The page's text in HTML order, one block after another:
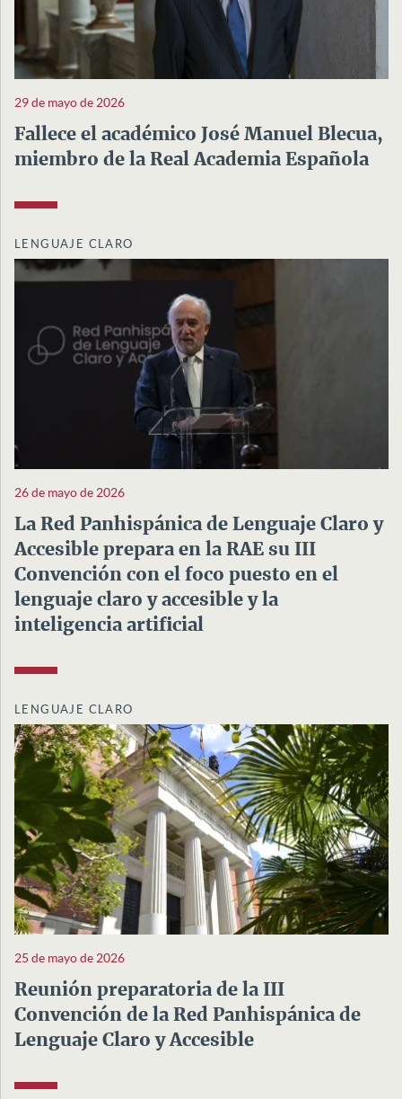
29 de mayo de 2026
Fallece el académico José Manuel Blecua,
miembro de la Real Academia Española
LENGUAJE CLARO
26 de mayo de 2026
La Red Panhispánica de Lenguaje Claro y
Accesible prepara en la RAE su III
Convención con el foco puesto en el
lenguaje claro y accesible y la
inteligencia artificial
LENGUAJE CLARO
25 de mayo de 2026
Reunión preparatoria de la III
Convención de la Red Panhispánica de
Lenguaje Claro y Accesible